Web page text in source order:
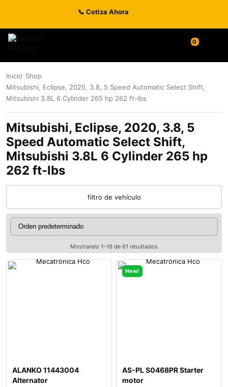
📞 Cotiza Ahora
Inicio Shop
Mitsubishi, Eclipse, 2020, 3.8, 5 Speed Automatic Select Shift,
Mitsubishi 3.8L 6 Cylinder 265 hp 262 ft-lbs
Mitsubishi, Eclipse, 2020, 3.8, 5
Speed Automatic Select Shift,
Mitsubishi 3.8L 6 Cylinder 265 hp
262 ft-lbs
filtro de vehículo
Mostrando 1–16 de 61 resultados
ALANKO 11443004
Alternator
New!
AS-PL S0468PR Starter
motor